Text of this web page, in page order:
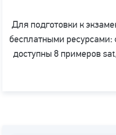
Для подготовки к
бесплатными ресурсами:
доступны 8 примеров